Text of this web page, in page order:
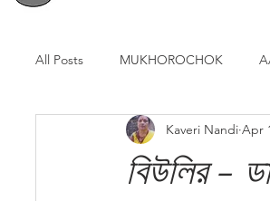
All Posts MUKHOROCHOK
বিউলির -
Kaveri Nandi Apr